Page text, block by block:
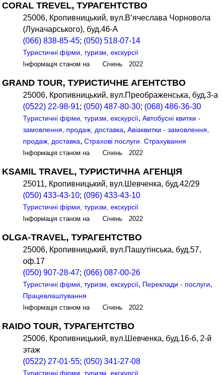
CORAL TREVEL, ТУРАГЕНТСТВО
25006, Кропивницький, вул.В’ячеслава Чорновола
(Луначарського), буд.46-А
(066) 838-85-45; (050) 518-07-14
Туристичні фірми, туризм, екскурсії
Інформація станом на Січень 2022
GRAND TOUR, ТУРИСТИЧНЕ АГЕНТСТВО
25006, Кропивницький, вул.Преображенська, буд.3-а
(0522) 22-98-91; (050) 487-80-30; (068) 486-36-30
Туристичні фірми, туризм, екскурсії,Автобусні квитки -
замовлення, продаж, доставка,Авіаквитки - замовлення,
продаж, доставка,Страхові послуги. Страхування
Інформація станом на Січень 2022
KSAMIL TRAVEL, ТУРИСТИЧНА АГЕНЦІЯ
25011, Кропивницький, вул.Шевченка, буд.42/29
(050) 433-43-10; (096) 433-43-10
Туристичні фірми, туризм, екскурсії
Інформація станом на Січень 2022
OLGA-TRAVEL, ТУРАГЕНТСТВО
25006, Кропивницький, вул.Пашутінська, буд.57,
оф.17
(050) 907-28-47; (066) 087-00-26
Туристичні фірми, туризм, екскурсії, Переклади - послуги,
Працевлаштування
Інформація станом на Січень 2022
RAIDO TOUR, ТУРАГЕНТСТВО
25006, Кропивницький, вул.Шевченка, буд.16-б, 2-й
этаж
(0522) 27-01-55; (050) 341-27-08
Туристичні фірми, туризм, екскурсії